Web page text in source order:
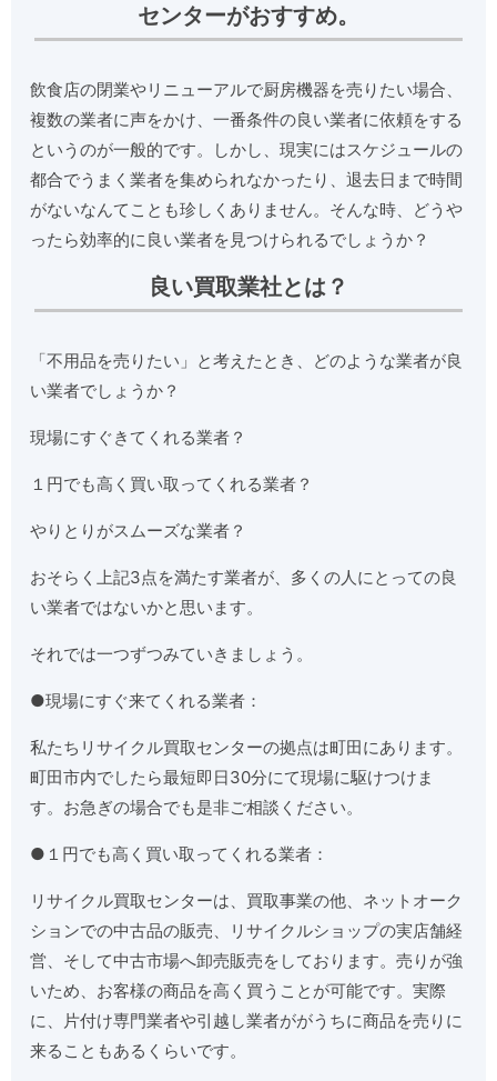
センターがおすすめ。
飲食店の閉業やリニューアルで厨房機器を売りたい場合、
複数の業者に声をかけ、一番条件の良い業者に依頼をする
というのが一般的です。しかし、現実にはスケジュールの
都合でうまく業者を集められなかったり、退去日まで時間
がないなんてことも珍しくありません。そんな時、どうや
ったら効率的に良い業者を見つけられるでしょうか？
良い買取業社とは？
「不用品を売りたい」と考えたとき、どのような業者が良
い業者でしょうか？
現場にすぐきてくれる業者？
１円でも高く買い取ってくれる業者？
やりとりがスムーズな業者？
おそらく上記3点を満たす業者が、多くの人にとっての良
い業者ではないかと思います。
それでは一つずつみていきましょう。
●現場にすぐ来てくれる業者：
私たちリサイクル買取センターの拠点は町田にあります。
町田市内でしたら最短即日30分にて現場に駆けつけま
す。お急ぎの場合でも是非ご相談ください。
●１円でも高く買い取ってくれる業者：
リサイクル買取センターは、買取事業の他、ネットオーク
ションでの中古品の販売、リサイクルショップの実店舗経
営、そして中古市場へ卸売販売をしております。売りが強
いため、お客様の商品を高く買うことが可能です。実際
に、片付け専門業者や引越し業者ががうちに商品を売りに
来ることもあるくらいです。